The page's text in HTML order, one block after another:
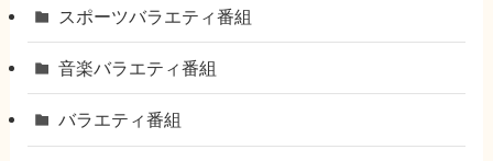
スポーツバラエティ番組
音楽バラエティ番組
バラエティ番組